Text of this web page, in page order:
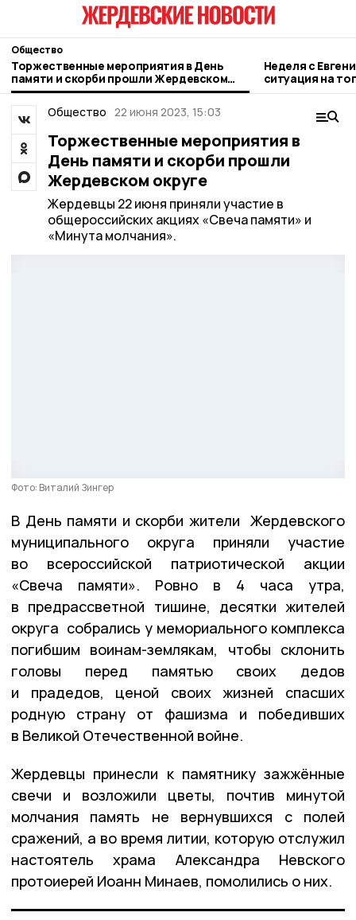
Общество
Торжественные мероприятия в День
памяти и скорби прошли Жердевском
округе
Неделя с
ситуация на
городе и
Общество 22 июня 2023, 15:03
Торжественные мероприятия в
День памяти и скорби прошли
Жердевском округе
Жердевцы 22 июня приняли участие в
общероссийских акциях «Свеча памяти» и
«Минута молчания».
Фото: Виталий Зингер
В День памяти и скорби жители Жердевского
муниципального округа приняли участие
во всероссийской патриотической акции
«Свеча памяти». Ровно в 4 часа утра,
в предрассветной тишине, десятки жителей
округа собрались у мемориального комплекса
погибшим воинам-землякам, чтобы склонить
головы перед памятью своих дедов
и прадедов, ценой своих жизней спасших
родную страну от фашизма и победивших
в Великой Отечественной войне.
Жердевцы принесли к памятнику зажжённые
свечи и возложили цветы, почтив минутой
молчания память не вернувшихся с полей
сражений, а во время литии, которую отслужил
настоятель храма Александра Невского
протоиерей Иоанн Минаев, помолились о них.